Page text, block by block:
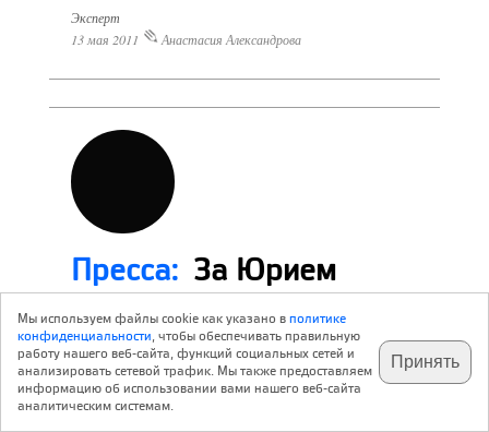
Эксперт
13 мая 2011
Анастасия Александрова
Пресса: За Юрием
Лужковым передвигают
недвижимость. Суд
отменил установленное
Мы используем файлы cookie как указано вполитике
конфиденциальности, чтобы обеспечивать правильную
работу нашего веб-сайта, функций социальных сетей и
анализировать сетевой трафик. Мы также предоставляем
информацию об использовании вами нашего веб-сайта
аналитическим системам.
Принять